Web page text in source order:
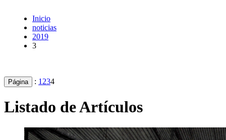
Inicio
noticias
2019
3
Página : 1 234
Listado de Artículos